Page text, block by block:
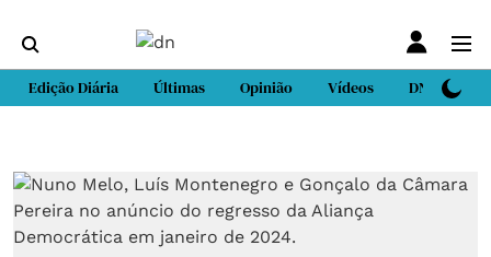
Edição Diária Últimas Opinião Vídeos DN Sport